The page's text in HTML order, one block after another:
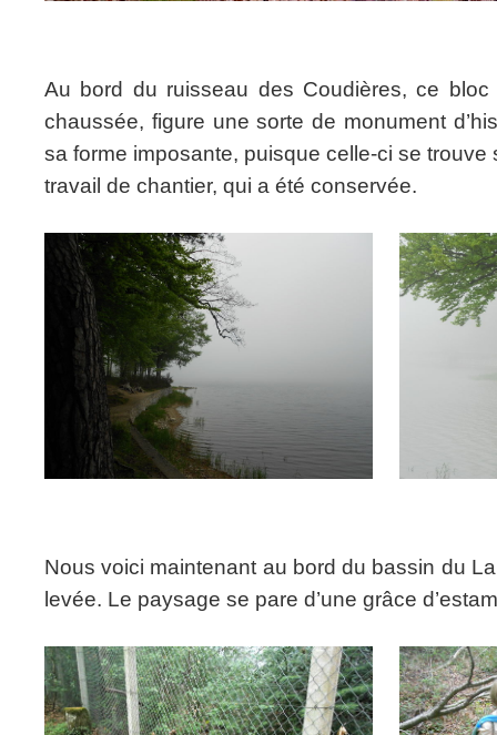
Au bord du ruisseau des Coudières, ce
chaussée, figure une sorte de monument
sa forme imposante, puisque celle-ci se
travail de chantier, qui a été conservée.
Nous voici maintenant au bord du bassin du
levée. Le paysage se pare d’une grâce